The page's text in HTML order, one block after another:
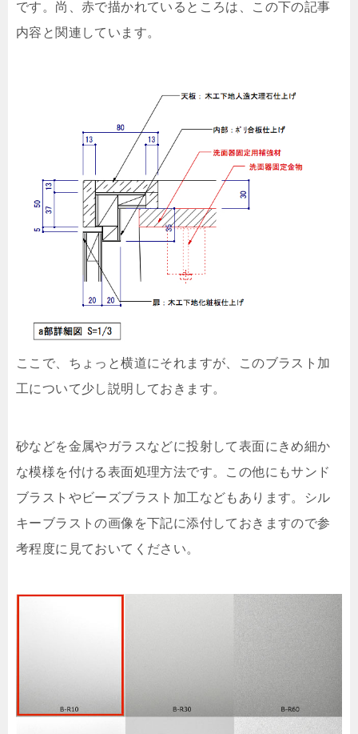
です。尚、赤で描かれているところは、この下の記事
内容と関連しています。
ここで、ちょっと横道にそれますが、このブラスト加
工について少し説明しておきます。
砂などを金属やガラスなどに投射して表面にきめ細か
な模様を付ける表面処理方法です。この他にもサンド
ブラストやビーズブラスト加工などもあります。シル
キーブラストの画像を下記に添付しておきますので参
考程度に見ておいてください。